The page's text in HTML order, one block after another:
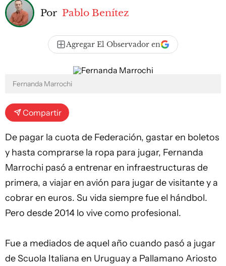
Por Pablo Benítez
Agregar El Observador en
Fernanda Marrochi
Compartir
De pagar la cuota de Federación, gastar en boletos
y hasta comprarse la ropa para jugar, Fernanda
Marrochi pasó a entrenar en infraestructuras de
primera, a viajar en avión para jugar de visitante y a
cobrar en euros. Su vida siempre fue el hándbol.
Pero desde 2014 lo vive como profesional.
Fue a mediados de aquel año cuando pasó a jugar
de Scuola Italiana en Uruguay a Pallamano Ariosto